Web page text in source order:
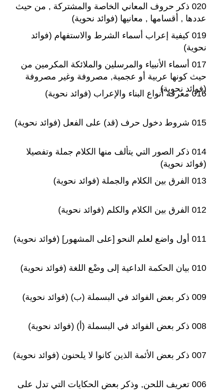
020 ذكر حروف المعاني الخاصة والمشتركة , من حيث
عددها , أقسامها , معانيها (فوائد نحوية)
019 كيفية إعراب أسماء الشرط والاستفهام (فوائد
نحوية)
017 أسماء الأنبياء والمرسلين والملائكة المكرمين من
حيث كونها عربية أو عجمية, مصروفة وغير مصروفة
(فوائد نحوية)
016 معرفة أنواع البناء والإعراب (فوائد نحوية)
015 شروط دخول حرف (قد) على الفعل (فوائد نحوية)
014 ذكر الصور التي يتألف منها الكلام جملة وتفصيلا
(فوائد نحوية)
013 الفرق بين الكلام والجملة (فوائد نحوية)
012 الفرق بين الكلام والكلم (فوائد نحوية)
011 أول واضع لعلم النحو [على المشهور] (فوائد نحوية)
010 بيان الحكمة الداعية إلى وضْع اللغة (فوائد نحوية)
009 ذكر بعض الفوائد في البسملة (ب) (فوائد نحوية)
008 ذكر بعض الفوائد في البسملة (أ) (فوائد نحوية)
007 ذكر بعض الأئمة الذين كانوا لا يلحنون (فوائد نحوية)
006 تعريف اللحن, وذكر بعض الحكايات التي تدل على